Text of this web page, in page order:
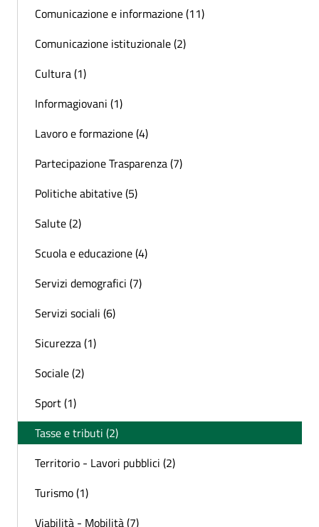
Comunicazione e informazione (11)
Comunicazione istituzionale (2)
Cultura (1)
Informagiovani (1)
Lavoro e formazione (4)
Partecipazione Trasparenza (7)
Politiche abitative (5)
Salute (2)
Scuola e educazione (4)
Servizi demografici (7)
Servizi sociali (6)
Sicurezza (1)
Sociale (2)
Sport (1)
Tasse e tributi (2)
Territorio - Lavori pubblici (2)
Turismo (1)
Viabilità - Mobilità (7)